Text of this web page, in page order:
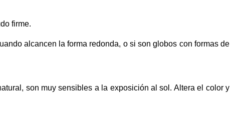
firme.
alcancen la forma redonda, o si son globos con formas de
son muy sensibles a la exposición al sol. Altera el color y